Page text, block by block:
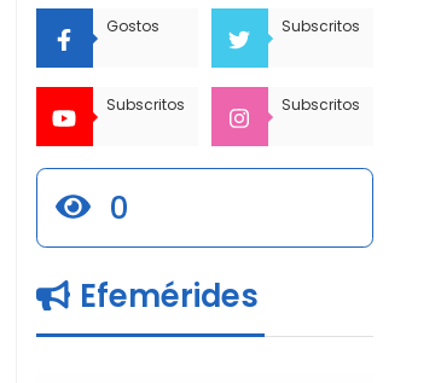
Gostos Subscritos
Subscritos Subscritos
0
Efemérides